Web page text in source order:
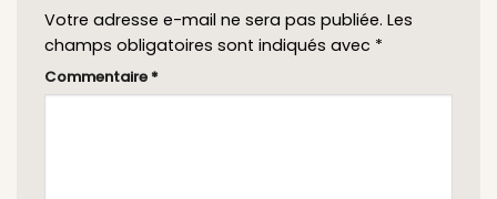
Votre adresse e-mail ne sera pas publiée. Les
champs obligatoires sont indiqués avec *
Commentaire *